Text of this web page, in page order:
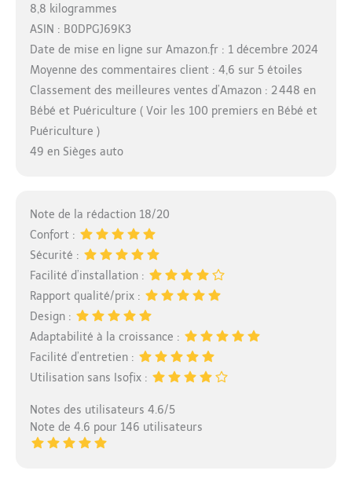
8,8 kilogrammes
ASIN : B0DPGJ69K3
Date de mise en ligne sur Amazon.fr : 1 décembre 2024
Moyenne des commentaires client : 4,6 sur 5 étoiles
Classement des meilleures ventes d’Amazon : 2 448 en
Bébé et Puériculture ( Voir les 100 premiers en Bébé et
Puériculture )
49 en Sièges auto
Note de la rédaction 18/20
Confort :
Sécurité :
Facilité d’installation :
Rapport qualité/prix :
Design :
Adaptabilité à la croissance :
Facilité d’entretien :
Utilisation sans Isofix :
Notes des utilisateurs 4.6/5
Note de 4.6 pour 146 utilisateurs